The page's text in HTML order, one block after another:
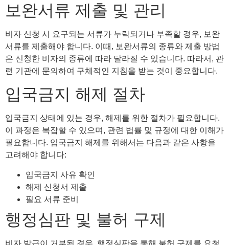
보완서류 제출 및 관리
비자 신청 시 요구되는 서류가 누락되거나 부족할 경우, 보완
서류를 제출해야 합니다. 이때, 보완서류의 종류와 제출 방법
은 신청한 비자의 종류에 따라 달라질 수 있습니다. 따라서, 관
련 기관에 문의하여 구체적인 지침을 받는 것이 중요합니다.
입국금지 해제 절차
입국금지 상태에 있는 경우, 해제를 위한 절차가 필요합니다.
이 과정은 복잡할 수 있으며, 관련 법률 및 규정에 대한 이해가
필요합니다. 입국금지 해제를 위해서는 다음과 같은 사항을
고려해야 합니다:
입국금지 사유 확인
해제 신청서 제출
필요 서류 준비
행정심판 및 불허 구제
비자 발급이 거부된 경우, 행정심판을 통해 불허 구제를 요청